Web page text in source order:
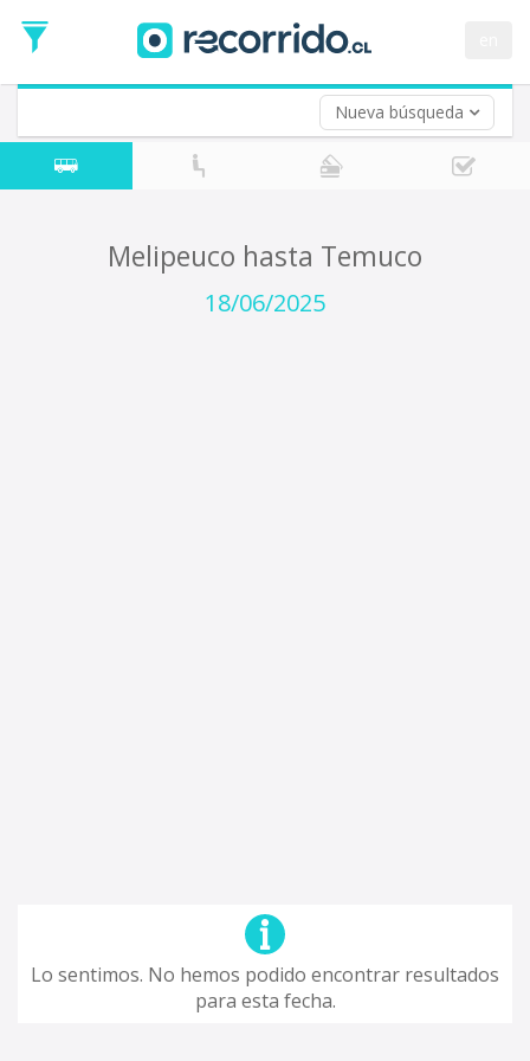
Nueva búsqueda
de
Ida
Vuelta (opcional)
Fecha
de
Melipeuco hasta Temuco
18/06/2025
Lo sentimos. No hemos podido encontrar resultados
para esta fecha.